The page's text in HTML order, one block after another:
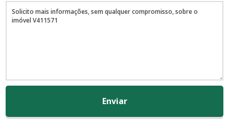
Enviar